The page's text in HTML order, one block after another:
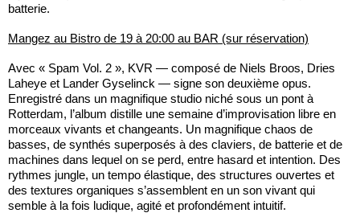
batterie.
Mangez au Bistro de 19 à 20:00 au BAR (sur réservation)
Avec « Spam Vol. 2 », KVR — composé de Niels Broos, Dries
Laheye et Lander Gyselinck — signe son deuxième opus.
Enregistré dans un magnifique studio niché sous un pont à
Rotterdam, l’album distille une semaine d’improvisation libre en
morceaux vivants et changeants. Un magnifique chaos de
basses, de synthés superposés à des claviers, de batterie et de
machines dans lequel on se perd, entre hasard et intention. Des
rythmes jungle, un tempo élastique, des structures ouvertes et
des textures organiques s’assemblent en un son vivant qui
semble à la fois ludique, agité et profondément intuitif.